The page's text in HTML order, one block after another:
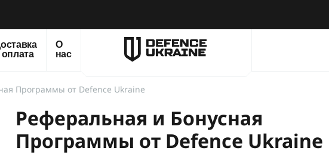
оплата
О
нас
Программы от Defence Ukraine
Реферальная и Бонусная
Программы от Defence Ukraine